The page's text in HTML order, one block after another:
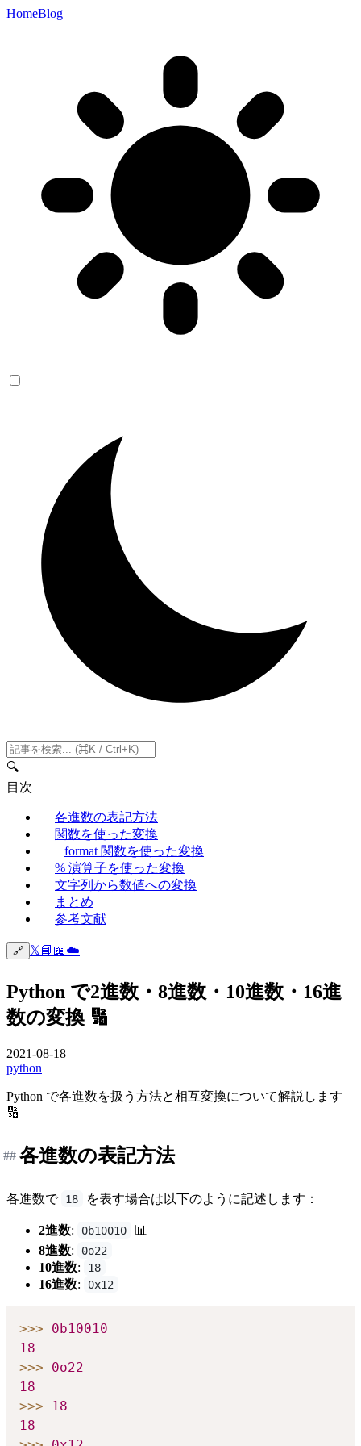
HomeBlog
🔍
目次
各進数の表記方法
関数を使った変換
format 関数を使った変換
% 演算子を使った変換
文字列から数値への変換
まとめ
参考文献
🔗 𝕏📘 📖☁️
Python で2進数・8進数・10進数・16進
数の変換 🔢
2021-08-18
python
Python で各進数を扱う方法と相互変換について解説します
🔢
各進数の表記方法
##
各進数で 18 を表す場合は以下のように記述します：
2進数: 0b10010
📊
8進数: 0o22
10進数: 18
16進数: 0x12
>>>
0b10010
18
>>>
0o22
18
>>>
18
18